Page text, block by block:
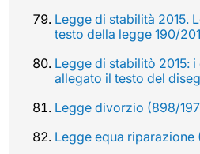
Legge di stabilità 2015.
testo della legge 190/
Legge di stabilitò 2015:
allegato il testo del
Legge divorzio (898/
Legge equa riparazione